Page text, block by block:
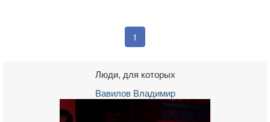
1
Люди, для которых
Вавилов Владимир